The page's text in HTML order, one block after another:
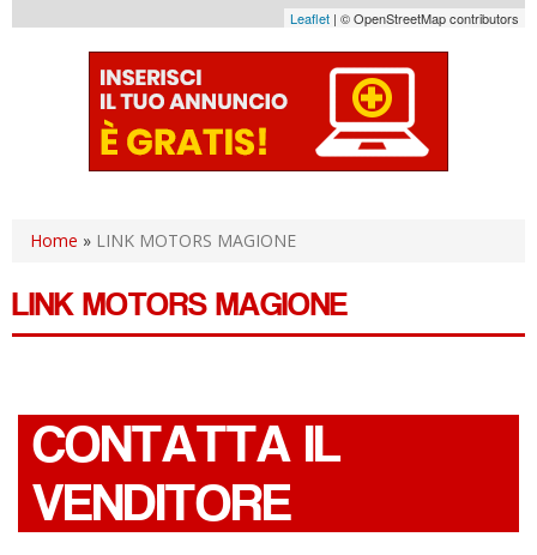
Leaflet | © OpenStreetMap contributors
Home » LINK MOTORS MAGIONE
LINK MOTORS MAGIONE
CONTATTA IL
VENDITORE